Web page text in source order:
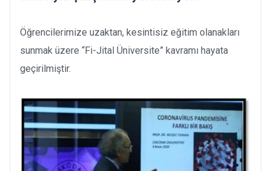
Öğrencilerimize uzaktan, kesintisiz eğitim olanakları
sunmak üzere “Fi-Jital Üniversite” kavramı hayata
geçirilmiştir.